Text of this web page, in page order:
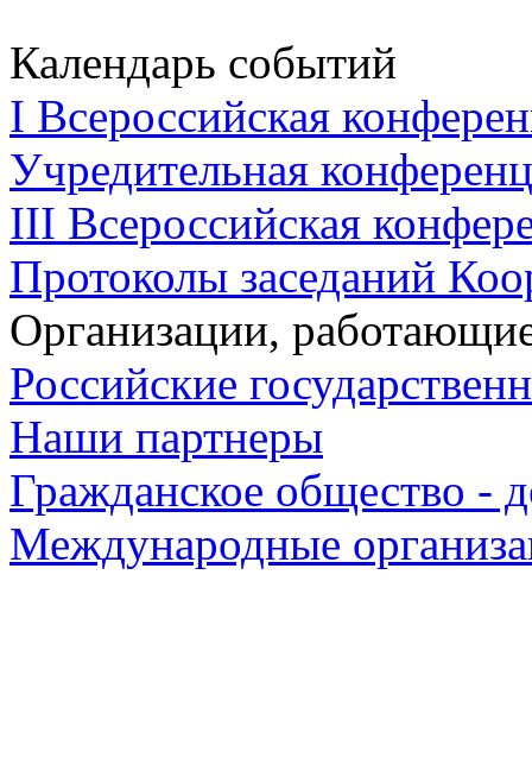
Календарь событий
I Всероссийская
Учредительная
III Всероссийская
Протоколы заседаний
Организации,
Российские
Наши партнеры
Гражданское общество -
Международные